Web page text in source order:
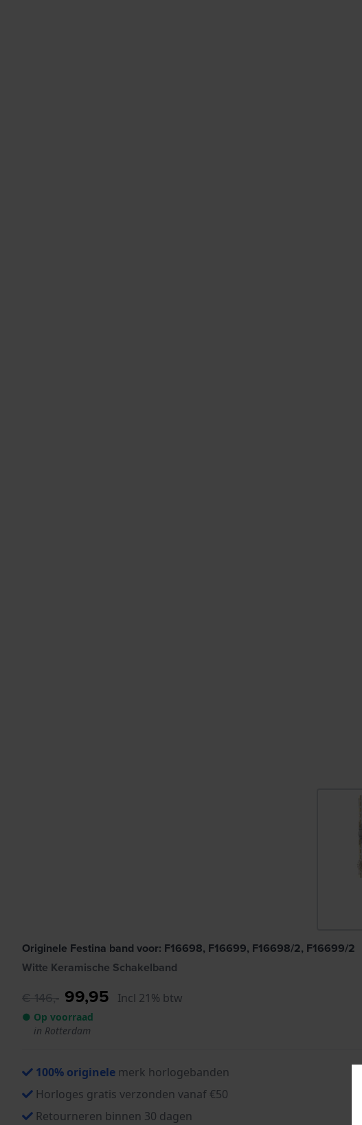
Originele Festina band voor: F16698, F16699, F16698/2, F16699/2
Witte Keramische Schakelband
€ 146,- 99,95 Incl 21% btw
● Op voorraad
in Rotterdam
100% originele merk horlogebanden
Horloges gratis verzonden vanaf €50
Retourneren binnen 30 dagen